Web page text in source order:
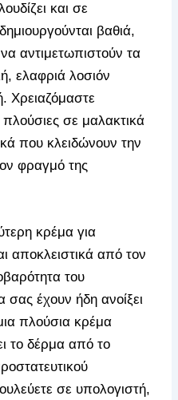
και σε
βαθιά,
αντιμετωπιστούν τα
ελαφριά λοσιόν
Χρειαζόμαστε
πλούσιες σε μαλακτικά
που κλειδώνουν την
φραγμό της
κρέμα για
αποκλειστικά από τον
του
έχουν ήδη ανοίξει
πλούσια κρέμα
το δέρμα από το
σε υπολογιστή,